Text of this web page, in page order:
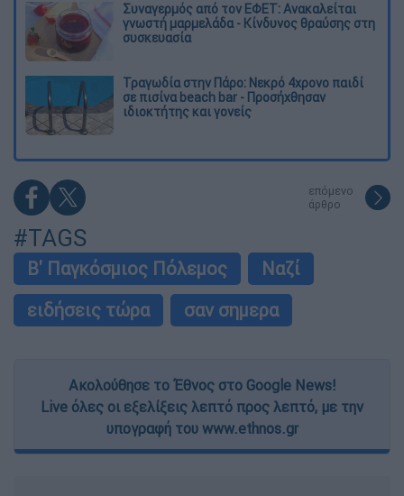
Συναγερμός από τον ΕΦΕΤ: Ανακαλείται
γνωστή μαρμελάδα - Κίνδυνος θραύσης στη
συσκευασία
Τραγωδία στην Πάρο: Νεκρό 4χρονο παιδί
σε πισίνα beach bar - Προσήχθησαν
ιδιοκτήτης και γονείς
επόμενο
άρθρο
#TAGS
Β' Παγκόσμιος Πόλεμος
Ναζί
ειδήσεις τώρα
σαν σημερα
Ακολούθησε το Έθνος στο Google News!
Live όλες οι εξελίξεις λεπτό προς λεπτό, με την
υπογραφή του www.ethnos.gr